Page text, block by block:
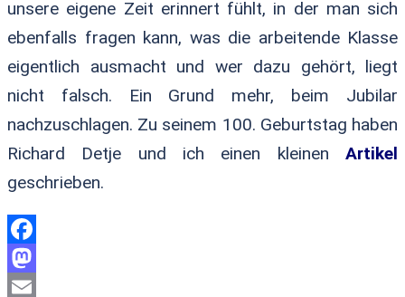
unsere eigene Zeit erinnert fühlt, in der man sich
ebenfalls fragen kann, was die arbeitende Klasse
eigentlich ausmacht und wer dazu gehört, liegt
nicht falsch. Ein Grund mehr, beim Jubilar
nachzuschlagen. Zu seinem 100. Geburtstag haben
Richard Detje und ich einen kleinen Artikel
geschrieben.
Facebook
Mastodon